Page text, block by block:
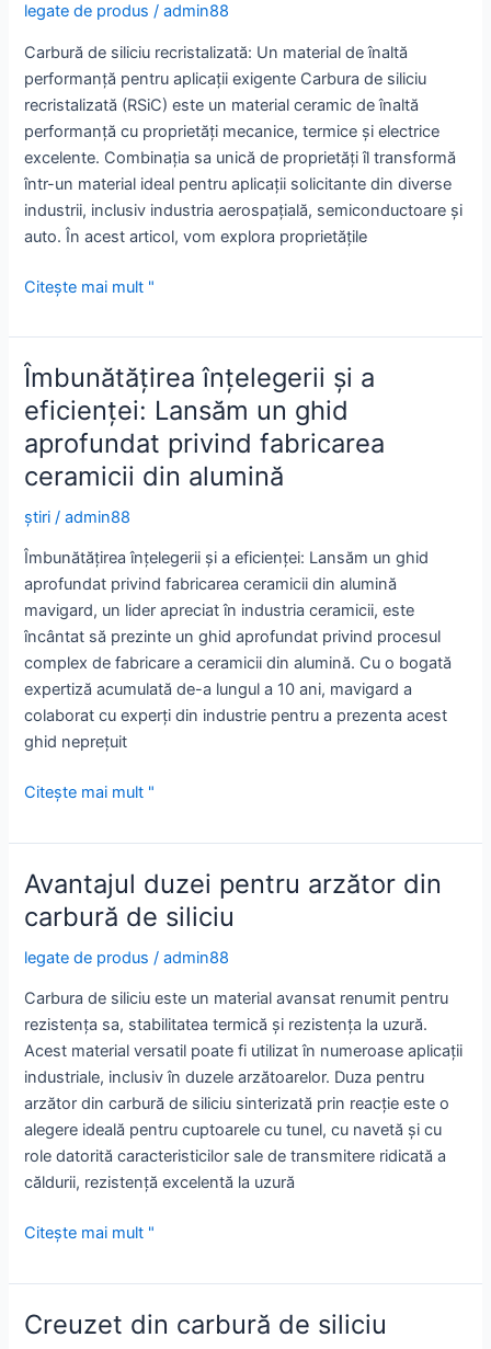
legate de produs /admin88
Carbură de siliciu recristalizată: Un material de înaltă
performanță pentru aplicații exigente Carbura de siliciu
recristalizată (RSiC) este un material ceramic de înaltă
performanță cu proprietăți mecanice, termice și electrice
excelente. Combinația sa unică de proprietăți îl transformă
într-un material ideal pentru aplicații solicitante din diverse
industrii, inclusiv industria aerospațială, semiconductoare și
auto. În acest articol, vom explora proprietățile
Carbură
siliciu
recristalizată:
Un
material
de
înaltă
pentru
aplicații
exigente
Citește mai mult "
Îmbunătățirea înțelegerii și a
eficienței: Lansăm un ghid
aprofundat privind fabricarea
ceramicii din alumină
știri /admin88
Îmbunătățirea înțelegerii și a eficienței: Lansăm un ghid
aprofundat privind fabricarea ceramicii din alumină
mavigard, un lider apreciat în industria ceramicii, este
încântat să prezinte un ghid aprofundat privind procesul
complex de fabricare a ceramicii din alumină. Cu o bogată
expertiză acumulată de-a lungul a 10 ani, mavigard a
colaborat cu experți din industrie pentru a prezenta acest
ghid neprețuit
Îmbunătățirea
și
a
eficienței:
Lansăm
un
aprofundat
privind
fabricarea
ceramicii
din
alumină
Citește mai mult "
Avantajul duzei pentru arzător din
carbură de siliciu
legate de produs /admin88
Carbura de siliciu este un material avansat renumit pentru
rezistența sa, stabilitatea termică și rezistența la uzură.
Acest material versatil poate fi utilizat în numeroase aplicații
industriale, inclusiv în duzele arzătoarelor. Duza pentru
arzător din carbură de siliciu sinterizată prin reacție este o
alegere ideală pentru cuptoarele cu tunel, cu navetă și cu
role datorită caracteristicilor sale de transmitere ridicată a
căldurii, rezistență excelentă la uzură
Avantajul
pentru
arzător
din
Citește mai mult "
Creuzet din carbură de siliciu